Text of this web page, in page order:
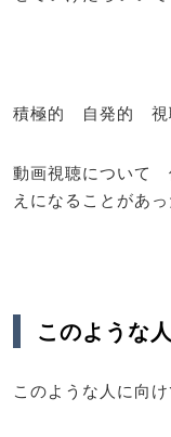
積極的 自発的 視
動画視聴について
えになることがあ
このような
このような人に向